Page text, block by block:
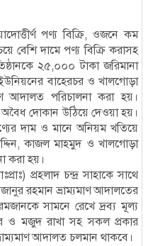
পণ্য বিক্রি, ওজনে কম
বেশি দামে পণ্য বিক্রি করাসহ
২৫,০০০ টাকা জরিমানা
বাহেরচর ও খালগোড়া
আদালত পরিচালনা করা হয়।
দোকান উঠিয়ে দেওয়া হয়।
দাম ও মানে অনিয়ম খতিয়ে
কাজল মাহমুদ ও খালগোড়া
করা হয়।
প্রহলাদ চন্দ্র সাহাকে সাথে
রহমান ভ্রাম্যমাণ আদালতের
সামনে রেখে দ্রব্য মূল্য
ও মজুদ রাখা সহ সকল প্রকার
আদালত চলমান থাকবে।